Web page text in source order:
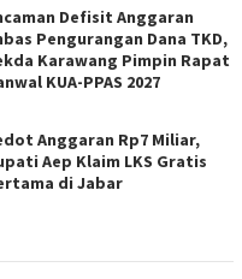
Defisit Anggaran
Pengurangan Dana TKD,
Karawang Pimpin Rapat
KUA-PPAS 2027
Anggaran Rp7 Miliar,
Aep Klaim LKS Gratis
di Jabar